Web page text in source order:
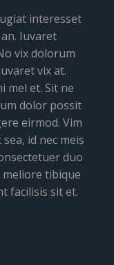
interesset
Iuvaret
vix dolorum
vix at.
mel et. Sit ne
dolor possit
eirmod. Vim
id nec meis
duo
meliore tibique
facilisis sit et.